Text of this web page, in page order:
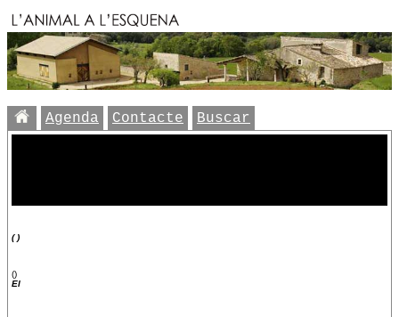
Agenda Contacte Buscar
( )
()
El